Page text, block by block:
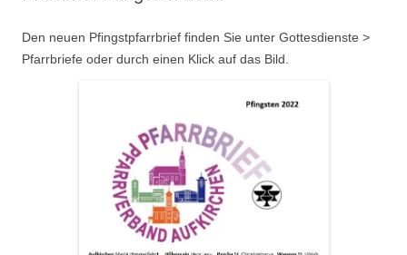
Den neuen Pfingstpfarrbrief finden Sie unter Gottesdienste >
Pfarrbriefe oder durch einen Klick auf das Bild.